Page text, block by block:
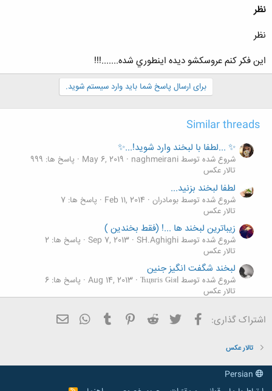
نظر
نظر
اين فكر كنم عروسكشو ديده اينطوري شده.......!!!
برای ارسال پاسخ شما باید وارد سیستم شوید.
Similar threads
✨ ...لطفا با لبخند وارد شوید!...✨
شروع شده توسط naghmeirani May 6, 2019
پاسخ ها: 999
تالار عکس
لطفا لبخند بزنید...
شروع شده توسط بومادران Feb 11, 2014
پاسخ ها: 7
تالار عکس
زیباترین لبخند ها ...! (فقط بخندین )
شروع شده توسط SH.Aghighi Sep 7, 2013 پاسخ ها: 2
تالار عکس
لبخند شگفت انگیز جنین
شروع شده توسط Ћцвгіѕ Ǥіяl Aug 14, 2013 پاسخ ها: 6
تالار عکس
لبخند ماهی های کوچولو به عکاس
شروع شده توسط Ћцвгіѕ Ǥіяl Jul 20, 2013
پاسخ ها: 5
اشتراک گذاری: فیسبوک تویتر Reddit
Pinterest
Tumblr
WhatsApp
تالار عکس